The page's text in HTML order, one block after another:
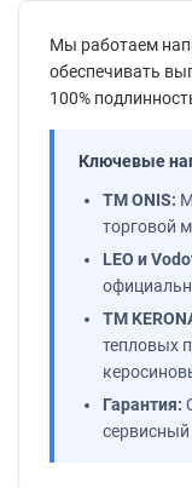
Шкивные насосы
Насосы для
Мы работаем
обеспечивать
100%
Ключевые
ТМ ONIS:
торговой
LEO и
ТМ
тепловых
Гарантия:
сервисный